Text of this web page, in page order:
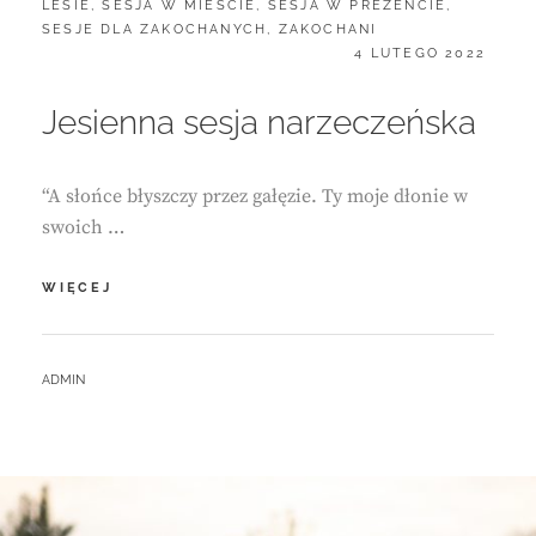
LESIE ,SESJA W MIEŚCIE , SESJA W PREZENCIE ,
SESJE DLA ZAKOCHANYCH , ZAKOCHANI
POSTED
4 LUTEGO 2022
Jesienna sesja narzeczeńska
“A słońce błyszczy przez gałęzie. Ty moje dłonie w
swoich …
WIĘCEJ
NARZECZEŃSKA
BY
ADMIN